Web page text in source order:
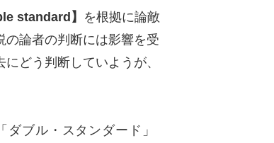
standard】
を根拠に論敵
の論者の判断には影響を受
どう判断していようが、
「ダブル・スタンダード」